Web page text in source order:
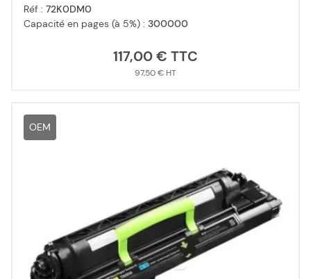
Réf : 72K0DM0
Capacité en pages (à 5%) : 300000
117,00 €
97,50 €
OEM